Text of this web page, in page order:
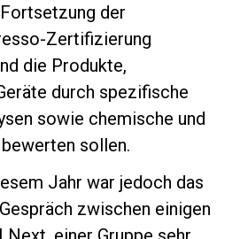
der
Zertifizierung
die Produkte,
durch spezifische
sowie chemische und
sollen.
Jahr war jedoch das
zwischen einigen